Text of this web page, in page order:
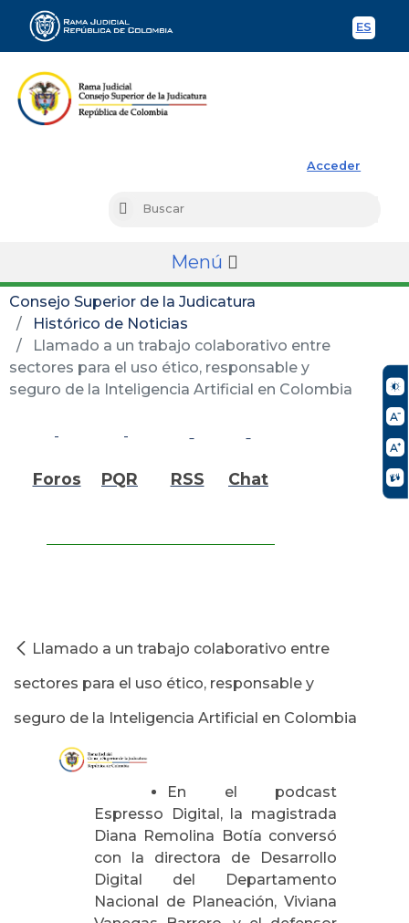
ES
Acceder
Buscar
Menú
Consejo Superior de la Judicatura
Histórico de Noticias
Llamado a un trabajo colaborativo entre
sectores para el uso ético, responsable y
seguro de la Inteligencia Artificial en Colombia
Foros PQR RSS Chat
Llamado a un trabajo colaborativo entre
sectores para el uso ético, responsable y
seguro de la Inteligencia Artificial en Colombia
En el podcast
Espresso Digital, la magistrada
Diana Remolina Botía conversó
con la directora de Desarrollo
Digital del Departamento
Nacional de Planeación, Viviana